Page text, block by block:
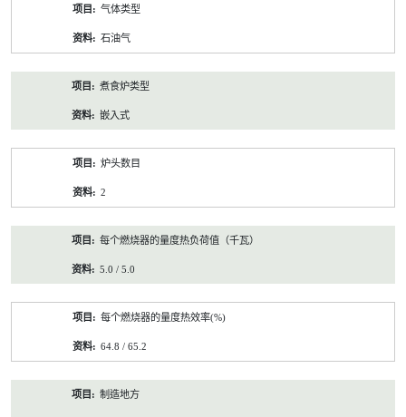
气体类型
石油气
煮食炉类型
嵌入式
炉头数目
2
每个燃烧器的量度热负荷值（千瓦）
5.0 / 5.0
每个燃烧器的量度热效率(%)
64.8 / 65.2
制造地方